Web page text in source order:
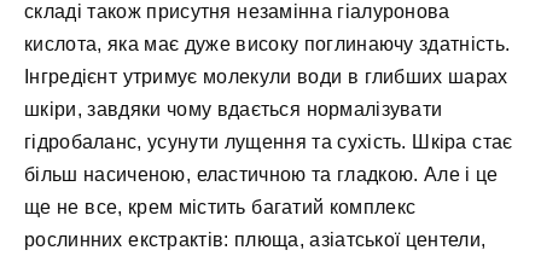
складі також присутня незамінна гіалуронова
кислота, яка має дуже високу поглинаючу здатність.
Інгредієнт утримує молекули води в глибших шарах
шкіри, завдяки чому вдається нормалізувати
гідробаланс, усунути лущення та сухість. Шкіра стає
більш насиченою, еластичною та гладкою. Але і це
ще не все, крем містить багатий комплекс
рослинних екстрактів: плюща, азіатської центели,